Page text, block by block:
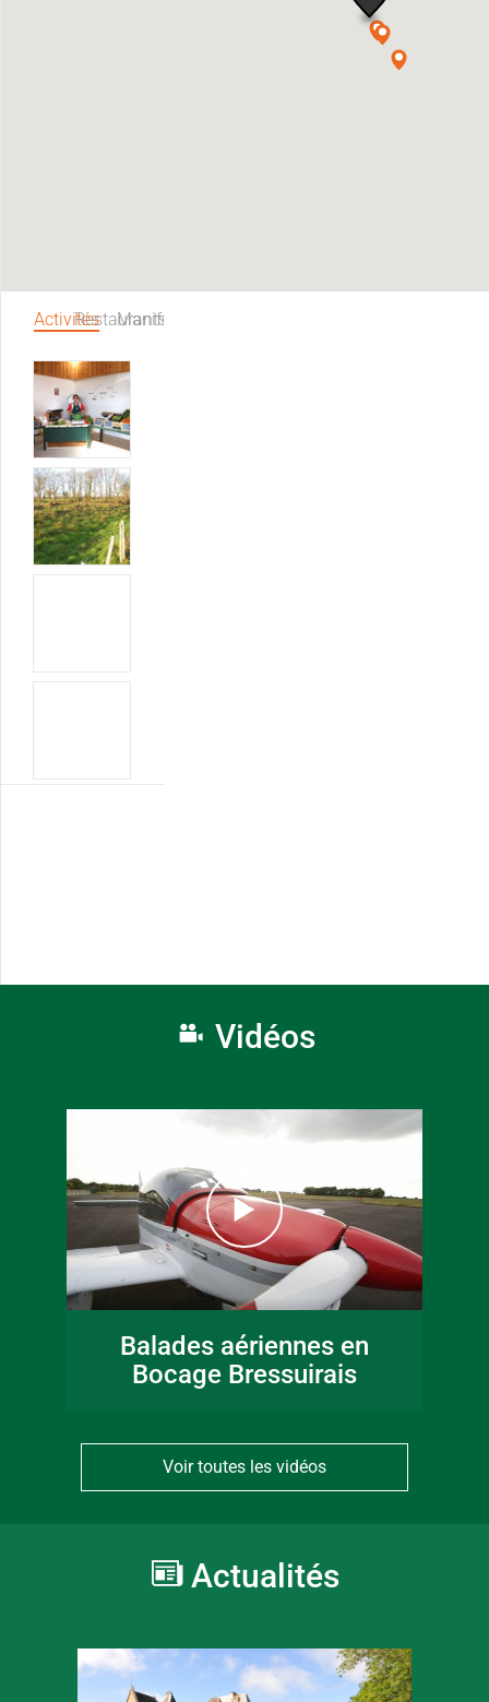
ActivitésRestaurantsManifestations
Vidéos
Balades aériennes en
Bocage Bressuirais
Voir toutes les vidéos
Actualités